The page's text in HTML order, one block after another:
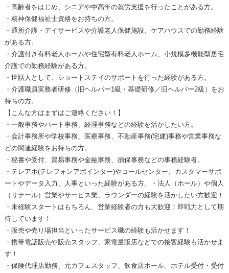
・高齢者をはじめ、シニアや中高年の就労支援を行ったことがある方。
・精神保健福祉士資格をお持ちの方。
・通所介護・デイサービスや介護老人保健施設、ケアハウスでの勤務経験
がある方。
・介護付き有料老人ホームや住宅型有料老人ホーム、小規模多機能型居宅
介護での勤務経験がある方。
・世話人として、ショートステイのサポートを行った経験がある方。
・介護職員実務者研修（旧ヘルパー1級・基礎研修／旧ヘルパー2級）をお
持ちの方。
【こんな方はまずはご連絡ください！】
・一般事務やパート事務、経理事務などの経験を活かしたい方。
・会計事務所や学校事務、医療事務、不動産事務(宅建)事務や営業事務な
どの関連経験をお持ちの方。
・秘書や受付、貿易事務や金融事務、損保事務などの事務経験者。
・テレアポ(テレフォンアポインター)やコールセンター、カスタマーサポ
ートやデータ入力、人事といった経験がある方。・法人（ホール）や個人
（リテール）営業やサービス業、ラウンダーの経験を活かしたい方歓迎！
・未経験スタートはもちろん、営業経験者の方も大歓迎！即戦力として期
待しています！
・販売や売り場担当といったサービス職の経験も活かせます！
・携帯電話販売や販売スタッフ、家電量販店などでの接客経験も活かせま
す！
・保険代理店勤務、元カフェスタッフ、飲食店ホール、ホテル受付・受付